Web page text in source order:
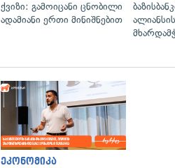
ქვიზი: გამოიცანი ცნობილი
ადამიანი ერთი მინიშნებით
ეკონომიკა